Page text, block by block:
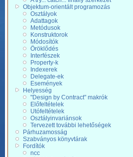
Objektum-orientált programozás
Osztályok
Adattagok
Metódusok
Konstruktorok
Módosítók
Öröklődés
Interfészek
Property-k
Indexerek
Delegate-ek
Események
Helyesség
"Design by Contract" makrók
Előfeltételek
Utófeltételek
Osztályinvariánsok
Tervezett további lehetőségek
Párhuzamosság
Szabványos könyvtárak
Fordítók
ncc